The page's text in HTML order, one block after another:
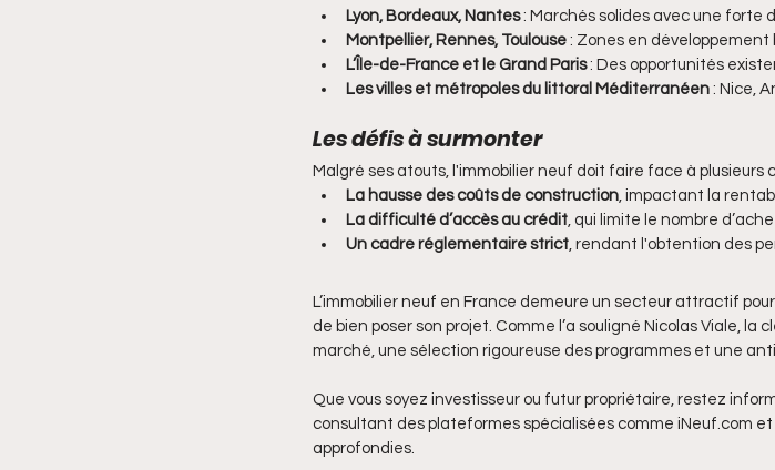
Lyon, Bordeaux, Nantes : Marchés solides avec une forte
Montpellier, Rennes, Toulouse : Zones en développement
L’Île-de-France et le Grand Paris : Des opportunités
Les villes et métropoles du littoral Méditerranéen : Nice,
Les défis à surmonter
Malgré ses atouts, l'immobilier neuf doit faire face à plusieurs
La hausse des coûts de construction , impactant la
La difficulté d’accès au crédit , qui limite le nombre
Un cadre réglementaire strict , rendant l'obtention des
L’immobilier neuf en France demeure un secteur attractif
de bien poser son projet. Comme l’a souligné Nicolas Viale, la
marché, une sélection rigoureuse des programmes et une
Que vous soyez investisseur ou futur propriétaire, restez
consultant des plateformes spécialisées comme iNeuf.com
approfondies.